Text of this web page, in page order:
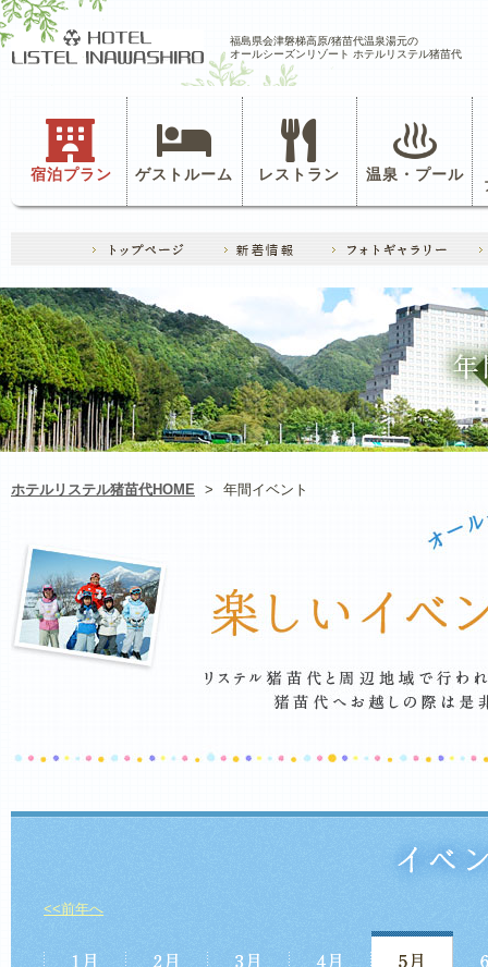
福島県会津磐梯高原/猪苗代温泉湯元の
オールシーズンリゾート ホテルリステル猪苗代
宿泊プラン ゲストルーム レストラン 温泉・プール
ホテルリステル猪苗代HOME > 年間イベント
<<前年へ